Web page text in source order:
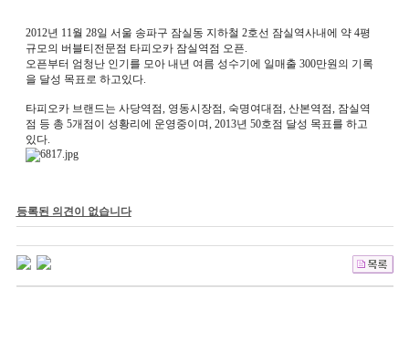
2012년 11월 28일 서울 송파구 잠실동 지하철 2호선 잠실역사내에 약 4평
규모의 버블티전문점 타피오카 잠실역점 오픈.
오픈부터 엄청난 인기를 모아 내년 여름 성수기에 일매출 300만원의 기록
을 달성 목표로 하고있다.
타피오카 브랜드는 사당역점, 영동시장점, 숙명여대점, 산본역점, 잠실역
점 등 총 5개점이 성황리에 운영중이며, 2013년 50호점 달성 목표를 하고
있다.
등록된 의견이 없습니다